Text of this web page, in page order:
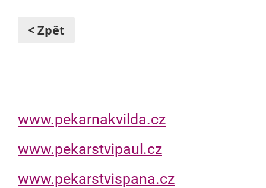
< Zpět
www.pekarnakvilda.cz
www.pekarstvipaul.cz
www.pekarstvispana.cz